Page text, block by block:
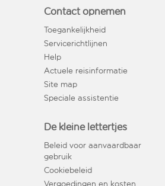
Contact opnemen
Toegankelijkheid
Servicerichtlijnen
Help
Actuele reisinformatie
Site map
Speciale assistentie
De kleine lettertjes
Beleid voor aanvaardbaar
gebruik
Cookiebeleid
Vergoedingen en kosten